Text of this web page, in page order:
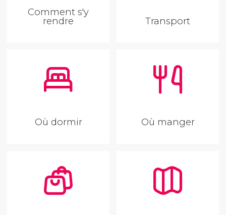
Comment s'y
rendre Transport
Où dormir Où manger